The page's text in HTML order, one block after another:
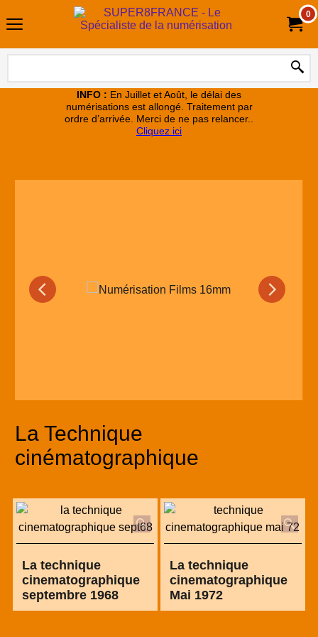
0
INFO : En Juillet et Août, le délai des
numérisations est allongé. Traitement par
ordre d’arrivée. Merci de ne pas relancer..
Cliquez ici
La Technique
cinématographique
La technique
cinematographique
septembre 1968
La technique
cinematographique
Mai 1972